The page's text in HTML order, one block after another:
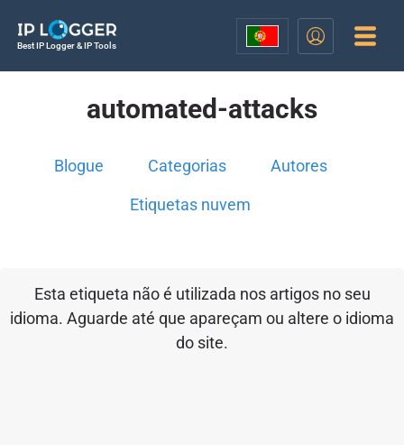
Best IP Logger & IP Tools
automated-attacks
Blogue Categorias Autores
Etiquetas nuvem